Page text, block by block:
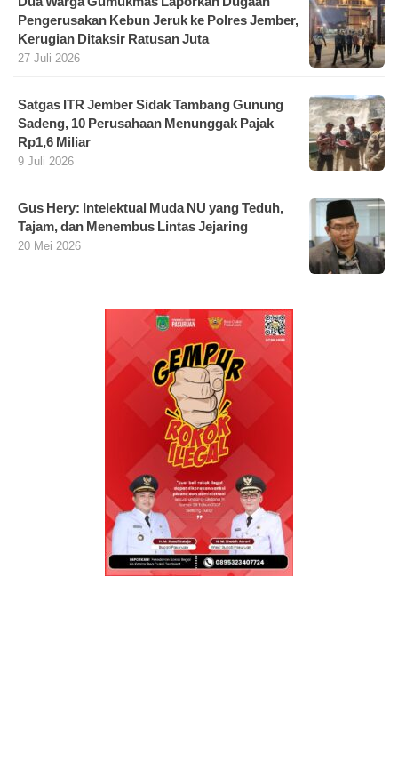
Pengerusakan Kebun Jeruk ke Polres Jember,
Kerugian Ditaksir Ratusan Juta
27 Juli 2026
Satgas ITR Jember Sidak Tambang Gunung
Sadeng, 10 Perusahaan Menunggak Pajak
Rp1,6 Miliar
9 Juli 2026
Gus Hery: Intelektual Muda NU yang Teduh,
Tajam, dan Menembus Lintas Jejaring
20 Mei 2026